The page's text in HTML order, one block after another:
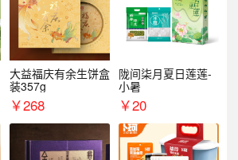
大益福庆有余生饼盒
装357g
￥268
陇间柒月夏日莲莲-
小暑
￥20